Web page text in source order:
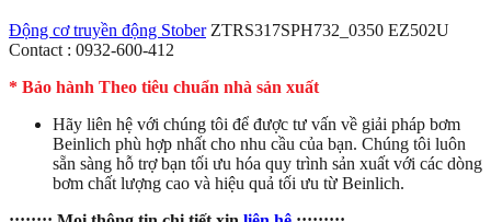
Động cơ truyền động StoberZTRS317SPH732_0350 EZ502U
Contact : 0932-600-412
* Bảo hành Theo tiêu chuẩn nhà sản xuất
Hãy liên hệ với chúng tôi để được tư vấn về giải pháp bơm
Beinlich phù hợp nhất cho nhu cầu của bạn. Chúng tôi luôn
sẵn sàng hỗ trợ bạn tối ưu hóa quy trình sản xuất với các dòng
bơm chất lượng cao và hiệu quả tối ưu từ Beinlich.